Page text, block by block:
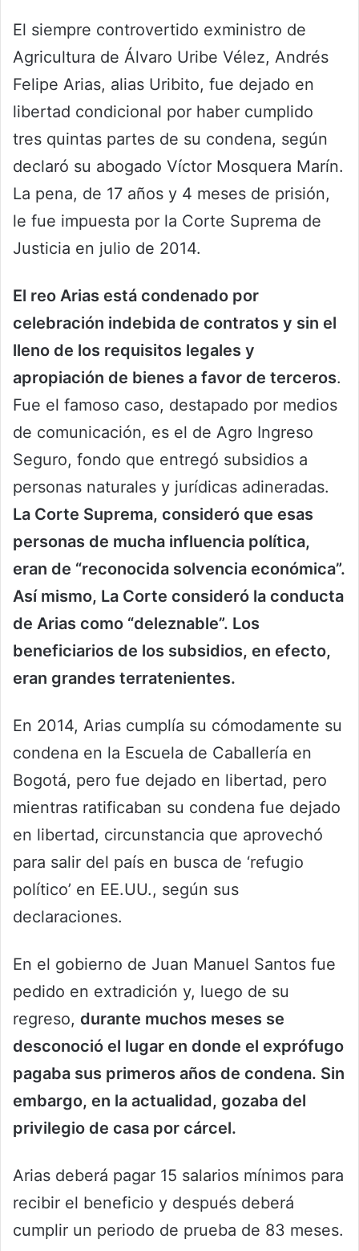
El siempre controvertido exministro de
Agricultura de Álvaro Uribe Vélez, Andrés
Felipe Arias, alias Uribito, fue dejado en
libertad condicional por haber cumplido
tres quintas partes de su condena, según
declaró su abogado Víctor Mosquera Marín.
La pena, de 17 años y 4 meses de prisión,
le fue impuesta por la Corte Suprema de
Justicia en julio de 2014.
El reo Arias está condenado por
celebración indebida de contratos y sin el
lleno de los requisitos legales y
apropiación de bienes a favor de terceros.
Fue el famoso caso, destapado por medios
de comunicación, es el de Agro Ingreso
Seguro, fondo que entregó subsidios a
personas naturales y jurídicas adineradas.
La Corte Suprema, consideró que esas
personas de mucha influencia política,
eran de “reconocida solvencia económica”.
Así mismo, La Corte consideró la conducta
de Arias como “deleznable”. Los
beneficiarios de los subsidios, en efecto,
eran grandes terratenientes.
En 2014, Arias cumplía su cómodamente su
condena en la Escuela de Caballería en
Bogotá, pero fue dejado en libertad, pero
mientras ratificaban su condena fue dejado
en libertad, circunstancia que aprovechó
para salir del país en busca de ‘refugio
político’ en EE.UU., según sus
declaraciones.
En el gobierno de Juan Manuel Santos fue
pedido en extradición y, luego de su
regreso, durante muchos meses se
desconoció el lugar en donde el exprófugo
pagaba sus primeros años de condena. Sin
embargo, en la actualidad, gozaba del
privilegio de casa por cárcel.
Arias deberá pagar 15 salarios mínimos para
recibir el beneficio y después deberá
cumplir un periodo de prueba de 83 meses.